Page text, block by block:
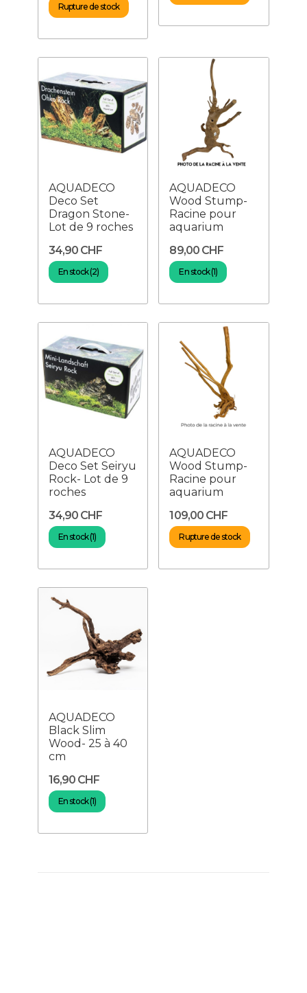
Rupture de stock
AQUADECO
Deco Set
Dragon Stone-
Lot de 9 roches
34,90 CHF
En stock (2)
AQUADECO
Wood Stump-
Racine pour
aquarium
89,00 CHF
En stock (1)
AQUADECO
Deco Set Seiryu
Rock- Lot de 9
roches
34,90 CHF
En stock (1)
AQUADECO
Wood Stump-
Racine pour
aquarium
109,00 CHF
Rupture de stock
AQUADECO
Black Slim
Wood- 25 à 40
cm
16,90 CHF
En stock (1)